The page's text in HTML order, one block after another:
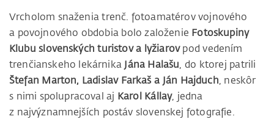
Vrcholom snaženia trenč. fotoamatérov vojnového
a povojnového obdobia bolo založenie Fotoskupiny
Klubu slovenských turistov a lyžiarovpod vedením
trenčianskeho lekárnika Jána Halašu, do ktorej patrili
Štefan Marton, Ladislav Farkaš a Ján Hajduch, neskôr
s nimi spolupracoval aj Karol Kállay, jedna
z najvýznamnejších postáv slovenskej fotografie.